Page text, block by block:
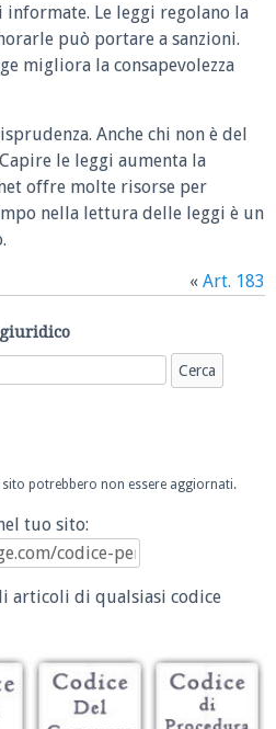
Le leggi regolano la
può portare a sanzioni.
migliora la consapevolezza
Anche chi non è del
le leggi aumenta la
offre molte risorse per
nella lettura delle leggi è un
« Art. 183
potrebbero non essere aggiornati.
tuo sito:
articoli di qualsiasi codice